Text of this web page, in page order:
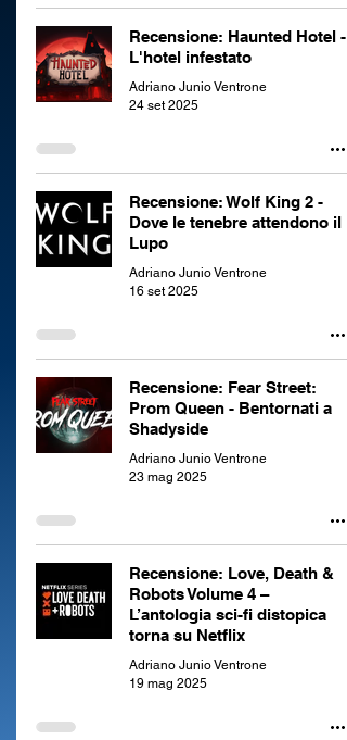
Recensione: Haunted Hotel -
L'hotel infestato
Adriano Junio Ventrone
24 set 2025
Recensione: Wolf King 2 -
Dove le tenebre attendono il
Lupo
Adriano Junio Ventrone
16 set 2025
Recensione: Fear Street:
Prom Queen - Bentornati a
Shadyside
Adriano Junio Ventrone
23 mag 2025
Recensione: Love, Death &
Robots Volume 4 –
L’antologia sci-fi distopica
torna su Netflix
Adriano Junio Ventrone
19 mag 2025